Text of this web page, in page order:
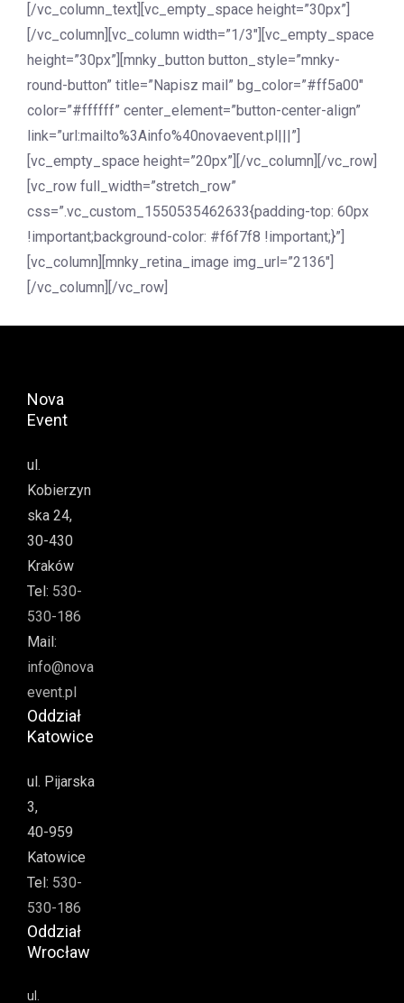
[/vc_column_text][vc_empty_space height=”30px”]
[/vc_column][vc_column width=”1/3″][vc_empty_space
height=”30px”][mnky_button button_style=”mnky-
round-button” title=”Napisz mail” bg_color=”#ff5a00″
color=”#ffffff” center_element=”button-center-align”
link=”url:mailto%3Ainfo%40novaevent.pl|||”]
[vc_empty_space height=”20px”][/vc_column][/vc_row]
[vc_row full_width=”stretch_row”
css=”.vc_custom_1550535462633{padding-top: 60px
!important;background-color: #f6f7f8 !important;}”]
[vc_column][mnky_retina_image img_url=”2136″]
[/vc_column][/vc_row]
Nova
Event
ul.
Kobierzyn
ska 24,
30-430
Kraków
Tel: 530-
530-186
Mail:
info@nova
event.pl
Oddział
Katowice
ul. Pijarska
3,
40-959
Katowice
Tel: 530-
530-186
Oddział
Wrocław
ul.